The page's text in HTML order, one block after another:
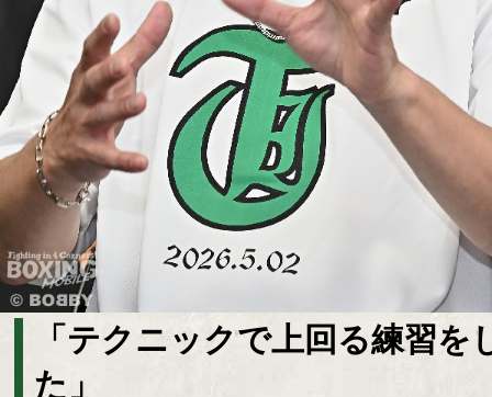
「テクニックで上回る練習を
た」